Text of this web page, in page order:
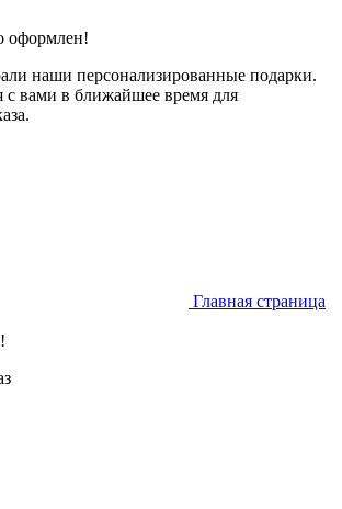
оформлен!
наши персонализированные подарки.
с вами в ближайшее время для
Главная страница